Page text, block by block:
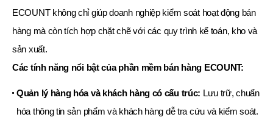
ECOUNT không chỉ giúp doanh nghiệp kiểm soát hoạt động bán
hàng mà còn tích hợp chặt chẽ với các quy trình kế toán, kho và
sản xuất.
Các tính năng nổi bật của phần mềm bán hàng ECOUNT:
Quản lý hàng hóa và khách hàng có cấu trúc: Lưu trữ, chuẩn
hóa thông tin sản phẩm và khách hàng dễ tra cứu và kiểm soát.